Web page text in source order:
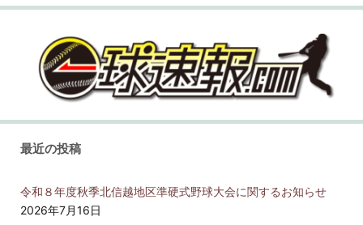
最近の投稿
令和８年度秋季北信越地区準硬式野球大会に関するお知らせ
2026年7月16日